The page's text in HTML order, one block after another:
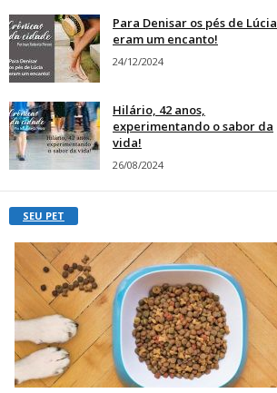
Para Denisar os pés de Lúcia
eram um encanto!
24/12/2024
Hilário, 42 anos,
experimentando o sabor da
vida!
26/08/2024
SEU PET